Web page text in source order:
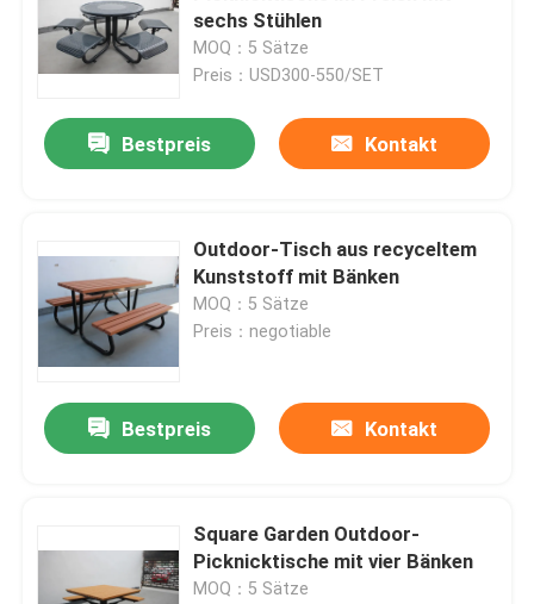
sechs Stühlen
MOQ：5 Sätze
Preis：USD300-550/SET
Bestpreis Kontakt
Outdoor-Tisch aus recyceltem
Kunststoff mit Bänken
MOQ：5 Sätze
Preis：negotiable
Bestpreis Kontakt
Square Garden Outdoor-
Picknicktische mit vier Bänken
MOQ：5 Sätze